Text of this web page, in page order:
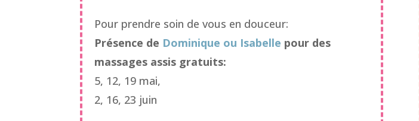
Pour prendre soin de vous en douceur:
Présence de Dominique ou Isabelle pour des
massages assis gratuits:
5, 12, 19 mai,
2, 16, 23 juin